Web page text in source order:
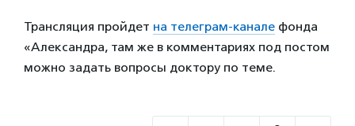
Трансляция пройдет на телеграм-канале фонда
«Александра, там же в комментариях под постом
можно задать вопросы доктору по теме.